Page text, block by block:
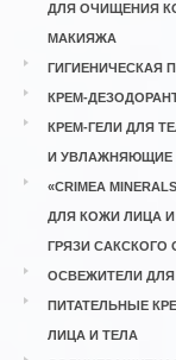
ДЛЯ ОЧИЩЕНИЯ
МАКИЯЖА
ГИГИЕНИЧЕСКАЯ
КРЕМ-
КРЕМ-ГЕЛИ ДЛЯ
И УВЛАЖНЯЮЩИЕ
«CRIMEA
ДЛЯ КОЖИ ЛИЦА
ГРЯЗИ САКСКОГО
ОСВЕЖИТЕЛИ
ПИТАТЕЛЬНЫЕ
ЛИЦА И ТЕЛА